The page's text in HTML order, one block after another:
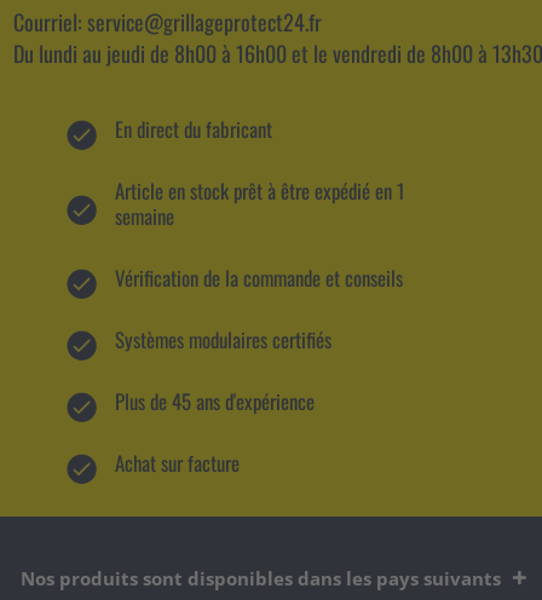
Courriel: service@grillageprotect24.fr
Du lundi au jeudi de 8h00 à 16h00 et le vendredi de 8h00 à
En direct du fabricant
Article en stock prêt à être expédié en 1
semaine
Vérification de la commande et conseils
Systèmes modulaires certifiés
Plus de 45 ans d'expérience
Achat sur facture
Nos produits sont disponibles dans les pays suivants